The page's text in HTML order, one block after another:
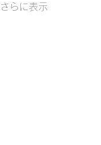
さらに表示